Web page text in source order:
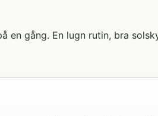
en gång. En lugn rutin, bra